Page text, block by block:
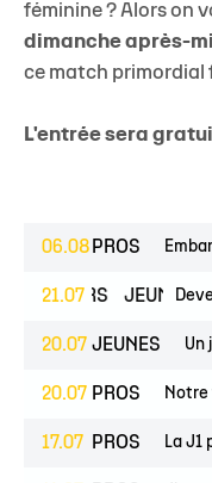
féminine ? Alors on
dimanche après-
ce match primordial
L'entrée sera
06.08 PROS
21.07
ESPOIRS JEUNES
20.07 JEUNES Un
20.07 PROS Notre
17.07 PROS La J1